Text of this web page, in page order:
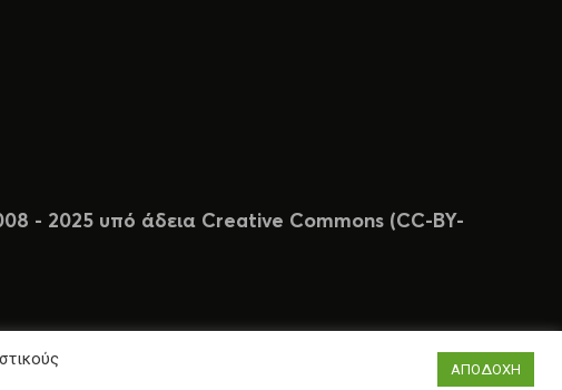
- 2025 υπό άδεια Creative Commons (CC-BY-
ΑΠΟΔΟΧΗ